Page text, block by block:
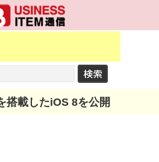
搭載したiOS 8を公開